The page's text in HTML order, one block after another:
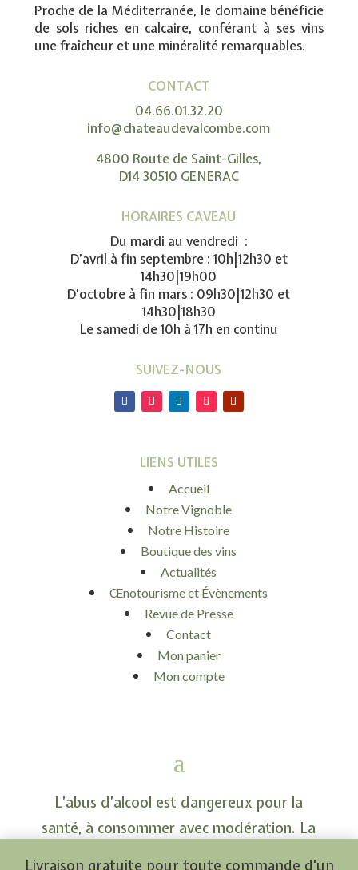
Livraison gratuite pour toute commande d'un
Proche de la Méditerranée, le domaine bénéficie
de sols riches en calcaire, conférant à ses vins
une fraîcheur et une minéralité remarquables.
CONTACT
04.66.01.32.20
info@chateaudevalcombe.com
4800 Route de Saint-Gilles,
D14 30510 GENERAC
HORAIRES CAVEAU
Du mardi au vendredi :
D’avril à fin septembre : 10h|12h30 et
14h30|19h00
D’octobre à fin mars : 09h30|12h30 et
14h30|18h30
Le samedi de 10h à 17h en continu
SUIVEZ-NOUS
LIENS UTILES
Accueil
Notre Vignoble
Notre Histoire
Boutique des vins
Actualités
Œnotourisme et Évènements
Revue de Presse
Contact
Mon panier
Mon compte
L’abus d’alcool est dangereux pour la
santé, à consommer avec modération. La